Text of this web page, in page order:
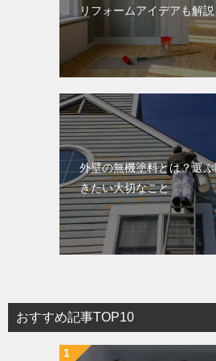
リフォームアイデアも解説
外壁の無機塗料とは？選
きたい大切なこと
おすすめ記事TOP10